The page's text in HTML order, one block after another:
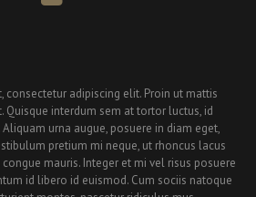
consectetur adipiscing elit. Proin ut mattis
Quisque interdum sem at tortor luctus, id
urna augue, posuere in diam eget,
pretium mi neque, ut rhoncus lacus
mauris. Integer et mi vel risus posuere
id libero id euismod. Cum sociis natoque